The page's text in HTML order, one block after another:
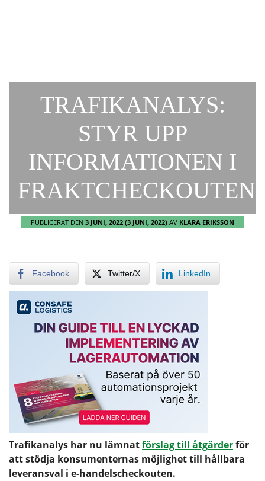
TRAFIKANALYS:
STYR UPP
INFORMATIONEN I
FRAKTCHECKOUTEN
PUBLICERAT DEN 3 JUNI, 2022 (3 JUNI, 2022) AV KLARA ERIKSSON
Facebook Twitter/X LinkedIn
Trafikanalys har nu lämnatförslag till åtgärderför
att stödja konsumenternas möjlighet till hållbara
leveransval i e-handelscheckouten.